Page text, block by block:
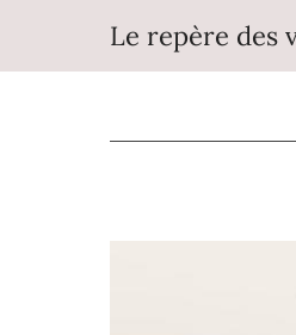
contenu
Le repère des